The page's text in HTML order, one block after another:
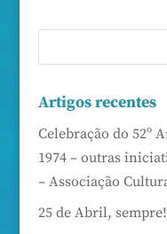
Artigos recentes
Celebração do 52º
1974 – outras
– Associação
25 de Abril, sempre!